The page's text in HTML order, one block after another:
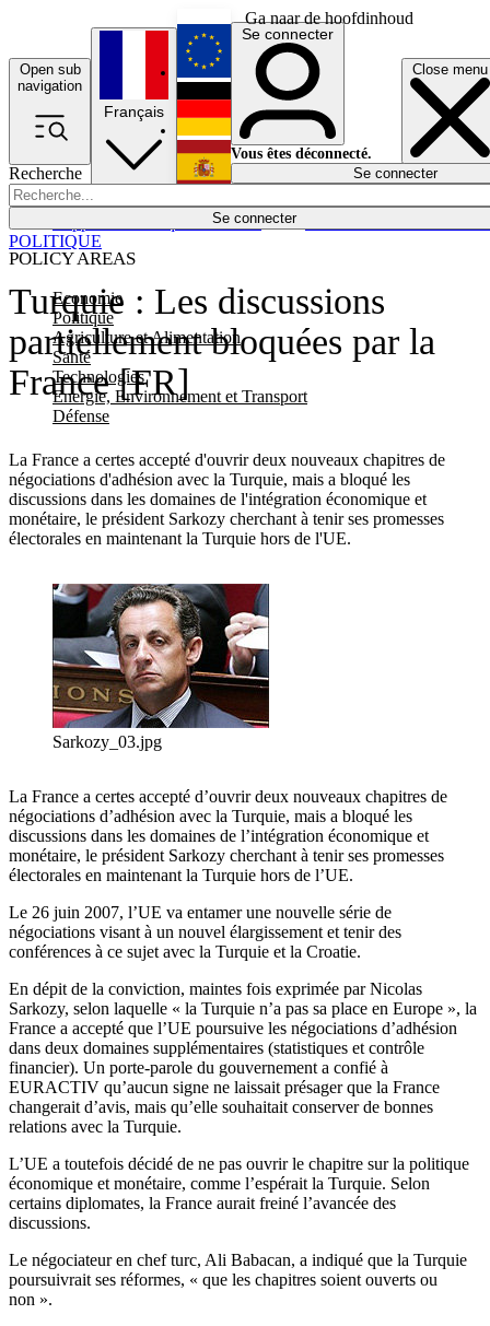
Ga naar de hoofdinhoud
Open sub
navigation
Close menu
Recherche
Se connecter
POLICY AREAS
Economie
Politique
Agriculture et Alimentation
Santé
Technologies
Energie, Environnement et Transport
Défense
Économie
Français
English
Deutsch
Español
Se connecter
Vous êtes déconnecté.
Se connecter
Turquie : Les discussions
partiellement bloquées par la
France [FR]
La France a certes accepté d'ouvrir deux nouveaux chapitres de
négociations d'adhésion avec la Turquie, mais a bloqué les
discussions dans les domaines de l'intégration économique et
monétaire, le président Sarkozy cherchant à tenir ses promesses
électorales en maintenant la Turquie hors de l'UE.
POLITIQUE
Sarkozy_03.jpg
La France a certes accepté d’ouvrir deux nouveaux chapitres de
négociations d’adhésion avec la Turquie, mais a bloqué les
discussions dans les domaines de l’intégration économique et
monétaire, le président Sarkozy cherchant à tenir ses promesses
électorales en maintenant la Turquie hors de l’UE.
Le 26 juin 2007, l’UE va entamer une nouvelle série de
négociations visant à un nouvel élargissement et tenir des
conférences à ce sujet avec la Turquie et la Croatie.
En dépit de la conviction, maintes fois exprimée par Nicolas
Sarkozy, selon laquelle « la Turquie n’a pas sa place en Europe », la
France a accepté que l’UE poursuive les négociations d’adhésion
dans deux domaines supplémentaires (statistiques et contrôle
financier). Un porte-parole du gouvernement a confié à
EURACTIV qu’aucun signe ne laissait présager que la France
changerait d’avis, mais qu’elle souhaitait conserver de bonnes
relations avec la Turquie.
L’UE a toutefois décidé de ne pas ouvrir le chapitre sur la politique
économique et monétaire, comme l’espérait la Turquie. Selon
certains diplomates, la France aurait freiné l’avancée des
discussions.
Le négociateur en chef turc, Ali Babacan, a indiqué que la Turquie
poursuivrait ses réformes, « que les chapitres soient ouverts ou
non ».